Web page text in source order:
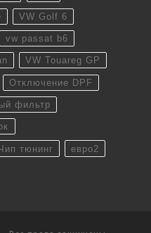
VW Golf 6
vw passat b6
VW Touareg GP
Отключение DPF
фильтр
тюнинг евро2